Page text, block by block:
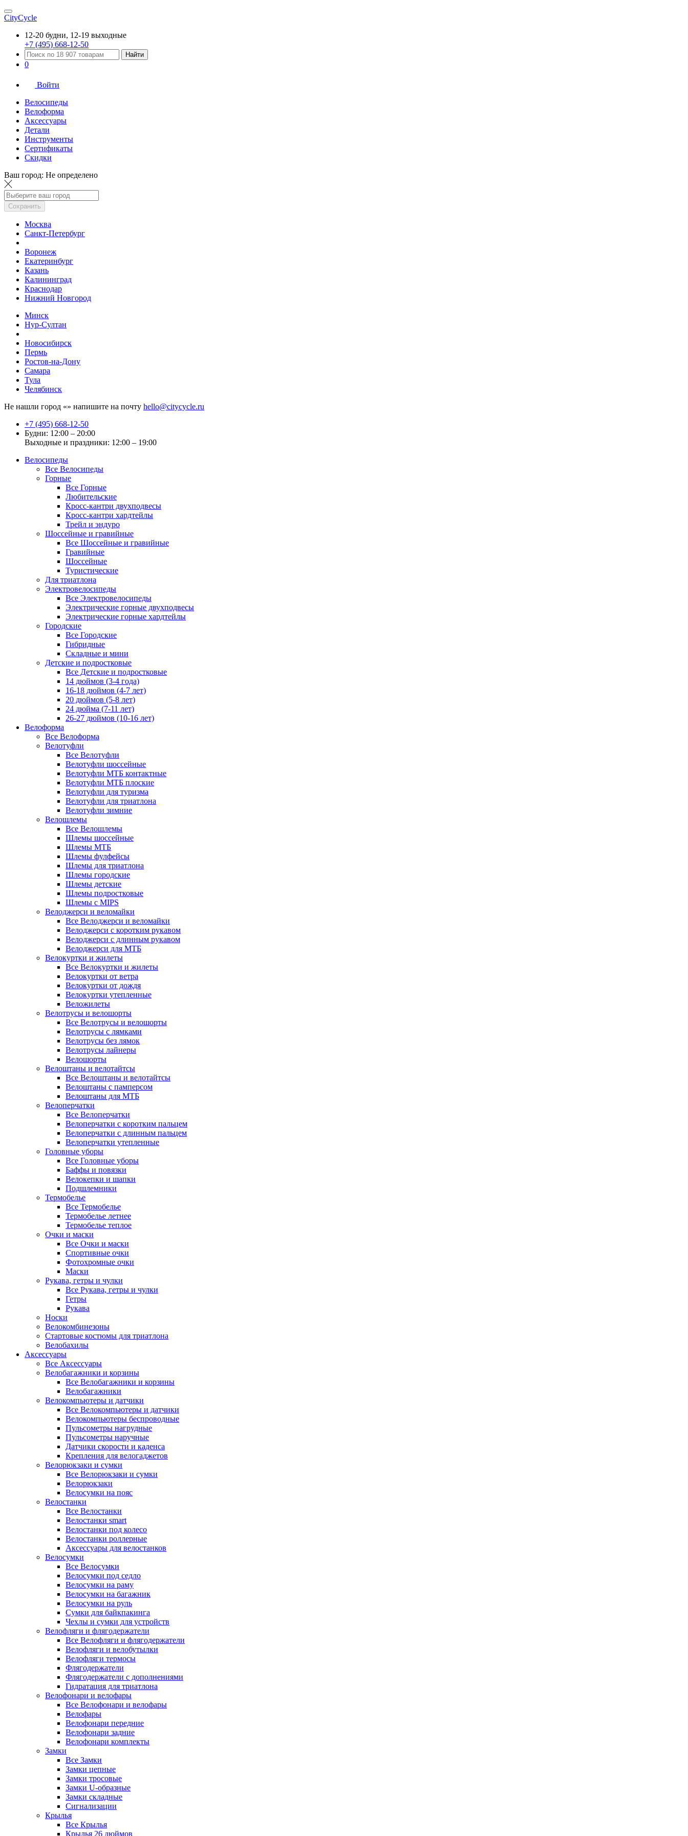
CityCycle
12-20 будни, 12-19 выходные
+7 (495) 668-12-50
Найти
0
Войти
Велосипеды
Велоформа
Аксессуары
Детали
Инструменты
Сертификаты
Скидки
Ваш город: Не определено
Сохранить
Москва
Санкт-Петербург
Воронеж
Екатеринбург
Казань
Калининград
Краснодар
Нижний Новгород
Минск
Нур-Султан
Новосибирск
Пермь
Ростов-на-Дону
Самара
Тула
Челябинск
Не нашли город «» напишите на почту hello@citycycle.ru
+7 (495) 668-12-50
Будни: 12:00 – 20:00
Выходные и праздники: 12:00 – 19:00
Велосипеды
Все Велосипеды
Горные
Все Горные
Любительские
Кросс-кантри двухподвесы
Кросс-кантри хардтейлы
Трейл и эндуро
Шоссейные и гравийные
Все Шоссейные и гравийные
Гравийные
Шоссейные
Туристические
Для триатлона
Электровелосипеды
Все Электровелосипеды
Электрические горные двухподвесы
Электрические горные хардтейлы
Городские
Все Городские
Гибридные
Складные и мини
Детские и подростковые
Все Детские и подростковые
14 дюймов (3-4 года)
16-18 дюймов (4-7 лет)
20 дюймов (5-8 лет)
24 дюйма (7-11 лет)
26-27 дюймов (10-16 лет)
Велоформа
Все Велоформа
Велотуфли
Все Велотуфли
Велотуфли шоссейные
Велотуфли МТБ контактные
Велотуфли МТБ плоские
Велотуфли для туризма
Велотуфли для триатлона
Велотуфли зимние
Велошлемы
Все Велошлемы
Шлемы шоссейные
Шлемы МТБ
Шлемы фулфейсы
Шлемы для триатлона
Шлемы городские
Шлемы детские
Шлемы подростковые
Шлемы с MIPS
Велоджерси и веломайки
Все Велоджерси и веломайки
Велоджерси с коротким рукавом
Велоджерси с длинным рукавом
Велоджерси для МТБ
Велокуртки и жилеты
Все Велокуртки и жилеты
Велокуртки от ветра
Велокуртки от дождя
Велокуртки утепленные
Веложилеты
Велотрусы и велошорты
Все Велотрусы и велошорты
Велотрусы с лямками
Велотрусы без лямок
Велотрусы лайнеры
Велошорты
Велоштаны и велотайтсы
Все Велоштаны и велотайтсы
Велоштаны с памперсом
Велоштаны для МТБ
Велоперчатки
Все Велоперчатки
Велоперчатки с коротким пальцем
Велоперчатки с длинным пальцем
Велоперчатки утепленные
Головные уборы
Все Головные уборы
Баффы и повязки
Велокепки и шапки
Подшлемники
Термобелье
Все Термобелье
Термобелье летнее
Термобелье теплое
Очки и маски
Все Очки и маски
Спортивные очки
Фотохромные очки
Маски
Рукава, гетры и чулки
Все Рукава, гетры и чулки
Гетры
Рукава
Носки
Велокомбинезоны
Стартовые костюмы для триатлона
Велобахилы
Аксессуары
Все Аксессуары
Велобагажники и корзины
Все Велобагажники и корзины
Велобагажники
Велокомпьютеры и датчики
Все Велокомпьютеры и датчики
Велокомпьютеры беспроводные
Пульсометры нагрудные
Пульсометры наручные
Датчики скорости и каденса
Крепления для велогаджетов
Велорюкзаки и сумки
Все Велорюкзаки и сумки
Велорюкзаки
Велосумки на пояс
Велостанки
Все Велостанки
Велостанки smart
Велостанки под колесо
Велостанки роллерные
Аксессуары для велостанков
Велосумки
Все Велосумки
Велосумки под седло
Велосумки на раму
Велосумки на багажник
Велосумки на руль
Сумки для байкпакинга
Чехлы и сумки для устройств
Велофляги и флягодержатели
Все Велофляги и флягодержатели
Велофляги и велобутылки
Велофляги термосы
Флягодержатели
Флягодержатели с дополнениями
Гидратация для триатлона
Велофонари и велофары
Все Велофонари и велофары
Велофары
Велофонари передние
Велофонари задние
Велофонари комплекты
Замки
Все Замки
Замки цепные
Замки тросовые
Замки U-образные
Замки складные
Сигнализации
Крылья
Все Крылья
Крылья 26 дюймов